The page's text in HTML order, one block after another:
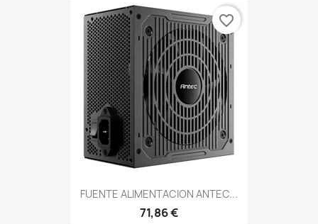
FUENTE ALIMENTACION ANTEC...
71,86 €
favorite_border